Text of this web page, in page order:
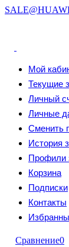
Мой
Текущие
Личный
Личные
Сменить
История
Профили
Корзина
Подписки
Контакты
Сравнение0